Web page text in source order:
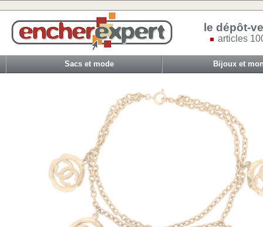
le dépôt-
articles
Sacs et mode Bijoux et